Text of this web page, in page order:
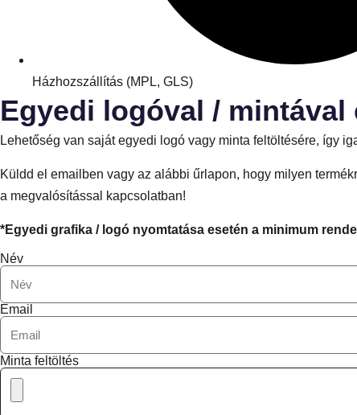
Házhozszállítás (MPL, GLS)
Egyedi logóval /
Lehetőség van saját egyedi logó vagy minta feltöltésére, így
Küldd el emailben vagy az alábbi űrlapon, hogy milyen
a megvalósítással kapcsolatban!
*Egyedi grafika / logó nyomtatása esetén a minimum
Név
Email
Minta feltöltés